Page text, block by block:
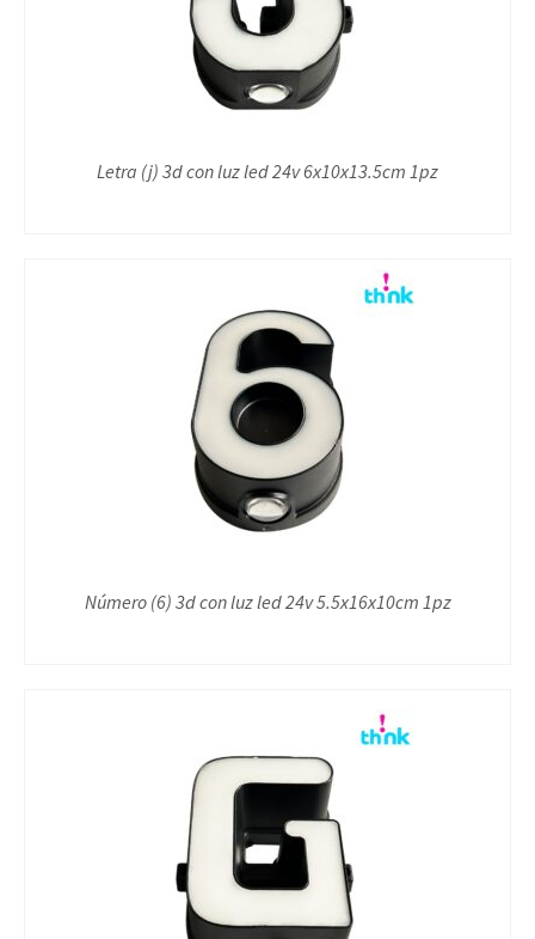
Letra (j) 3d con luz led 24v 6x10x13.5cm 1pz
Número (6) 3d con luz led 24v 5.5x16x10cm 1pz